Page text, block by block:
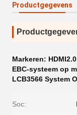
Productgegevens
Markeren:
EBC-systeem op
LCB3566 System
Soc: